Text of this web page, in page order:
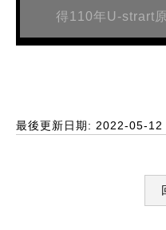
得110年U-strart
最後更新日期: 2022-05-12